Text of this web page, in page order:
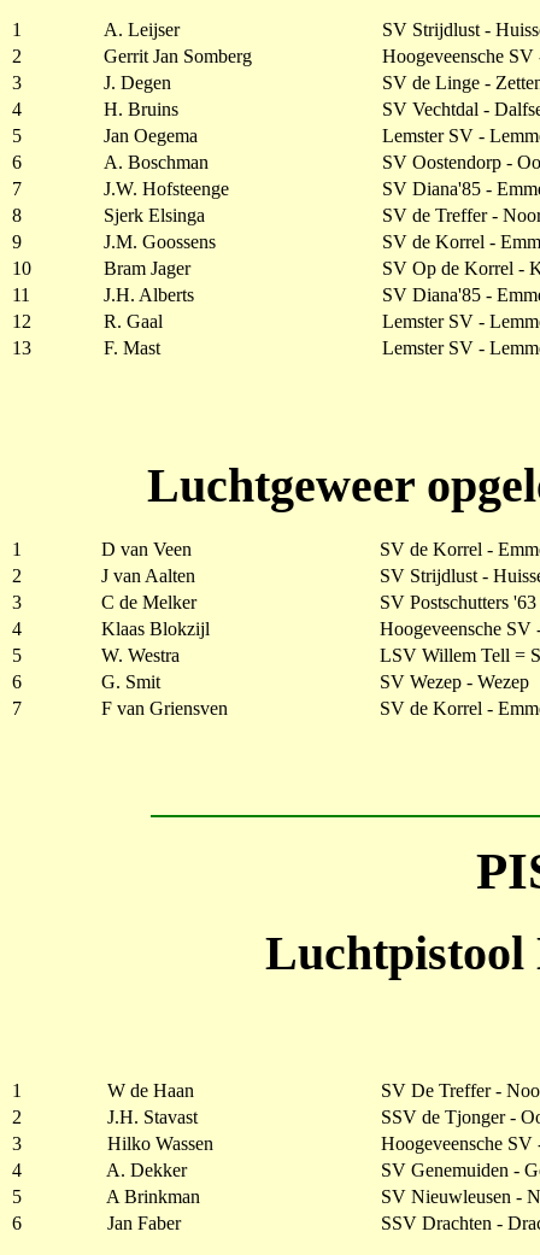
1 A. Leijser
SV Strijdlust -
2
Gerrit Jan Somberg
Hoogeveensche SV
3
J. Degen
SV de Linge -
4
H. Bruins
SV Vechtdal -
5
Jan Oegema
Lemster SV -
6
A. Boschman
SV Oostendorp -
7
J.W. Hofsteenge
SV Diana'85 -
8
Sjerk Elsinga
SV de Treffer -
9
J.M. Goossens
SV de Korrel -
10
Bram Jager
SV Op de Korrel -
11
J.H. Alberts
SV Diana'85 -
12
R. Gaal
Lemster SV -
13
F. Mast Lemster SV -
Luchtgeweer
1 D van Veen
SV de Korrel -
2
J van Aalten
SV Strijdlust -
3
C de Melker
SV Postschutters
4
Klaas Blokzijl
Hoogeveensche SV
5
W. Westra
LSV Willem Tell =
6
G. Smit
SV Wezep - Wezep
7
F van Griensven SV de Korrel -
Luchtpistool
1 W de Haan
SV De Treffer -
2
J.H. Stavast
SSV de Tjonger -
3
Hilko Wassen
Hoogeveensche SV
4
A. Dekker
SV Genemuiden -
5
A Brinkman
SV Nieuwleusen -
6
Jan Faber SSV Drachten -